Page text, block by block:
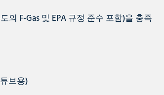
F-Gas 및 EPA 규정 준수 포함)을 충족
브용)